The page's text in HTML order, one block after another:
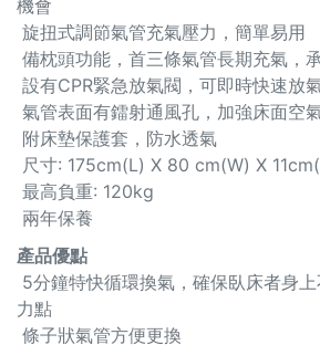
機會
旋扭式調節氣管充氣壓力，簡單易用
備枕頭功能，首三條氣管長期充氣，
設有CPR緊急放氣閥，可即時快速放
氣管表面有鐳射通風孔，加強床面空
附床墊保護套，防水透氣
尺寸: 175cm(L) X 80 cm(W) X
最高負重: 120kg
兩年保養
產品優點
5分鐘特快循環換氣，確保臥床者身
力點
條子狀氣管方便更換